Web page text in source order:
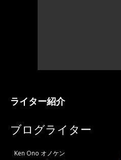
ライター紹介
ブログライター
Ken Ono オノケン